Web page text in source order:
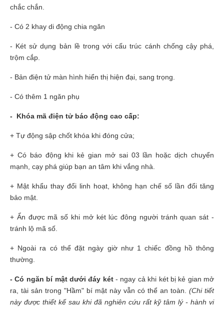
chắc chắn.
- Có 2 khay di động chia ngăn
- Két sử dụng bản lề trong với cấu trúc cánh chống cậy phá,
trộm cắp.
- Bản điện tử màn hình hiển thị hiện đại, sang trọng.
- Có thêm 1 ngăn phụ
- Khóa mã điện tử báo động cao cấp:
+ Tự động sập chốt khóa khi đóng cửa;
+ Có báo động khi kẻ gian mở sai 03 lần hoặc dịch chuyển
mạnh, cạy phá giúp bạn an tâm khi vắng nhà.
+ Mật khẩu thay đổi linh hoạt, không hạn chế số lần đổi tăng
bảo mật.
+ Ẩn được mã số khi mở két lúc đông người tránh quan sát -
tránh lộ mã số.
+ Ngoài ra có thể đặt ngày giờ như 1 chiếc đồng hồ thông
thường.
- Có ngăn bí mật dưới đáy két- ngay cả khi két bị kẻ gian mở
ra, tài sản trong "Hầm" bí mật này vẫn có thể an toàn. (Chi tiết
này được thiết kế sau khi đã nghiên cứu rất kỹ tâm lý - hành vi